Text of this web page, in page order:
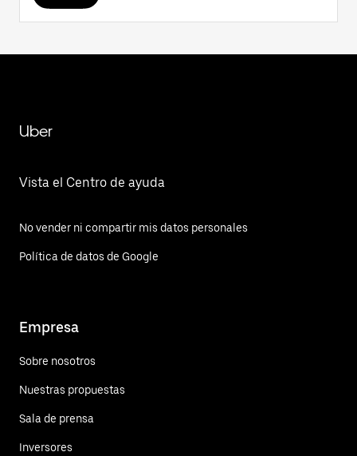
Uber
Vista el Centro de ayuda
No vender ni compartir mis datos personales
Política de datos de Google
Empresa
Sobre nosotros
Nuestras propuestas
Sala de prensa
Inversores